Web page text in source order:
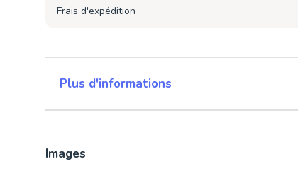
Frais d'expédition
Plus d'informations
Images